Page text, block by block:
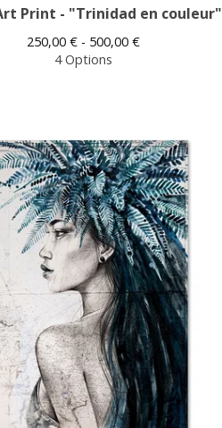
Print - "Trinidad en couleur"
250,00€ - 500,00€
4 Options